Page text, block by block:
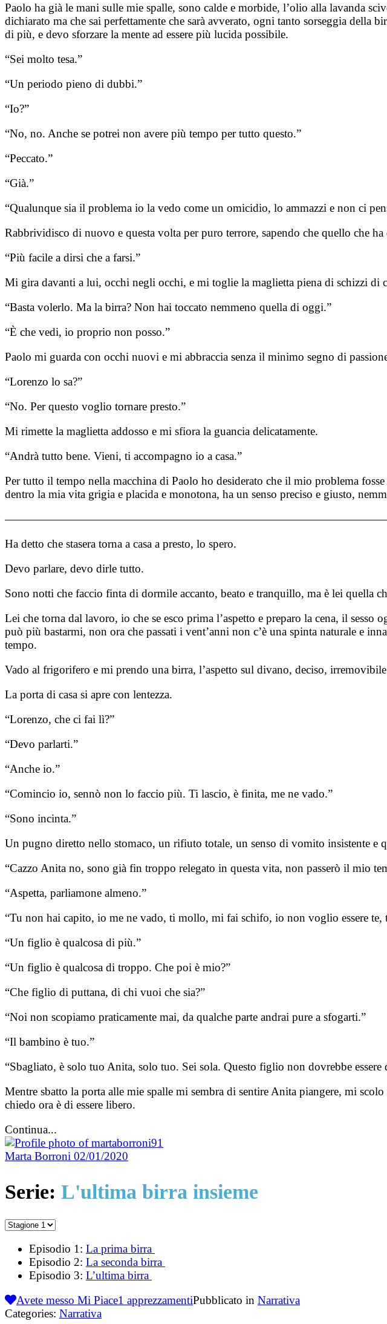
Paolo ha già le mani sulle mie spalle, sono calde e morbide, l’olio alla lavanda
dichiarato ma che sai perfettamente che sarà avverato, ogni tanto sorseggia della
di più, e devo sforzare la mente ad essere più lucida possibile.
“Sei molto tesa.”
“Un periodo pieno di dubbi.”
“Io?”
“No, no. Anche se potrei non avere più tempo per tutto questo.”
“Peccato.”
“Già.”
“Qualunque sia il problema io la vedo come un omicidio, lo ammazzi e non ci
Rabbrividisco di nuovo e questa volta per puro terrore, sapendo che quello che
“Più facile a dirsi che a farsi.”
Mi gira davanti a lui, occhi negli occhi, e mi toglie la maglietta piena di schizzi di
“Basta volerlo. Ma la birra? Non hai toccato nemmeno quella di oggi.”
“È che vedi, io proprio non posso.”
Paolo mi guarda con occhi nuovi e mi abbraccia senza il minimo segno di
“Lorenzo lo sa?”
“No. Per questo voglio tornare presto.”
Mi rimette la maglietta addosso e mi sfiora la guancia delicatamente.
“Andrà tutto bene. Vieni, ti accompagno io a casa.”
Per tutto il tempo nella macchina di Paolo ho desiderato che il mio problema
dentro la mia vita grigia e placida e monotona, ha un senso preciso e giusto,
Ha detto che stasera torna a casa a presto, lo spero.
Devo parlare, devo dirle tutto.
Sono notti che faccio finta di dormile accanto, beato e tranquillo, ma è lei quella
Lei che torna dal lavoro, io che se esco prima l’aspetto e preparo la cena, il
può più bastarmi, non ora che passati i vent’anni non c’è una spinta naturale e
tempo.
Vado al frigorifero e mi prendo una birra, l’aspetto sul divano, deciso,
La porta di casa si apre con lentezza.
“Lorenzo, che ci fai lì?”
“Devo parlarti.”
“Anche io.”
“Comincio io, sennò non lo faccio più. Ti lascio, è finita, me ne vado.”
“Sono incinta.”
Un pugno diretto nello stomaco, un rifiuto totale, un senso di vomito insistente e
“Cazzo Anita no, sono già fin troppo relegato in questa vita, non passerò il mio
“Aspetta, parliamone almeno.”
“Tu non hai capito, io me ne vado, ti mollo, mi fai schifo, io non voglio essere
“Un figlio è qualcosa di più.”
“Un figlio è qualcosa di troppo. Che poi è mio?”
“Che figlio di puttana, di chi vuoi che sia?”
“Noi non scopiamo praticamente mai, da qualche parte andrai pure a sfogarti.”
“Il bambino è tuo.”
“Sbagliato, è solo tuo Anita, solo tuo. Sei sola. Questo figlio non dovrebbe
Mentre sbatto la porta alle mie spalle mi sembra di sentire Anita piangere, mi
chiedo ora è di essere libero.
Continua...
Marta Borroni 02/01/2020
Serie: L'ultima birra insieme
Episodio 1: La prima birra
Episodio 2: La seconda birra
Episodio 3: L’ultima birra
Avete messo Mi Piace1 apprezzamentiPubblicato in Narrativa
Categories: Narrativa